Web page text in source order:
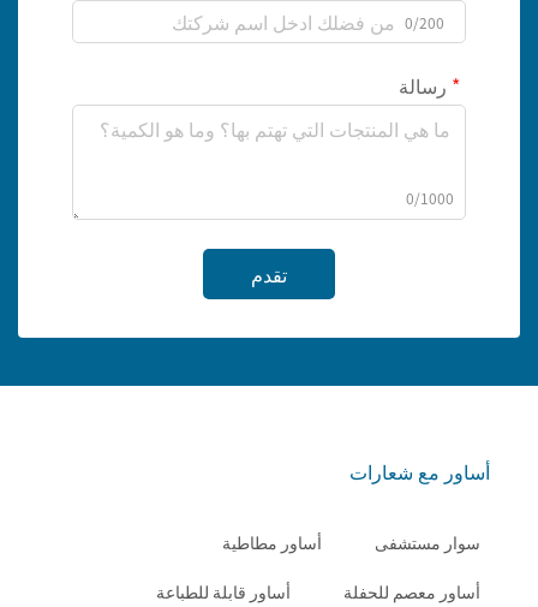
0/200
رسالة
0/1000
تقدم
أساور مع شعارات
سوار مستشفى أساور مطاطية
أساور معصم للحفلة أساور قابلة للطباعة